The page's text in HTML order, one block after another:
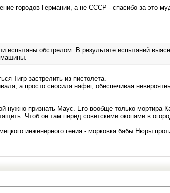
городов Германии, а не СССР - спасибо за это
испытаны обстрелом. В результате испытаний
машины.
Тигр застрелить из пистолета.
а просто сносила нафиг, обеспечивая
нужно признать Маус. Его вообще только мортира
Чтоб он там перед советскими окопами в
инженерного гения - морковка бабы Нюры